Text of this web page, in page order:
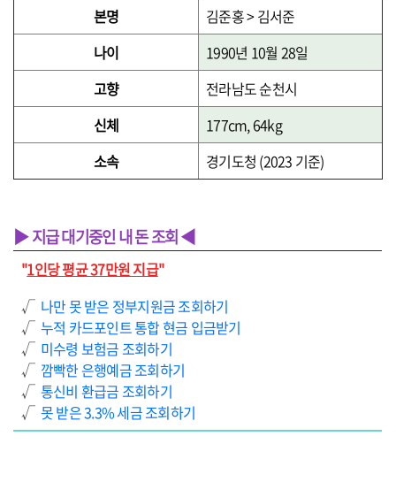
본명
김준홍 > 김서준
나이
1990년 10월 28일
고향
전라남도 순천시
신체
177cm, 64kg
소속
경기도청 (2023 기준)
▶ 지급 대기중인 내 돈 조회 ◀
"1인당 평균 37만원 지급"
√ 나만 못 받은 정부지원금 조회하기
√ 누적 카드포인트 통합 현금 입금받기
√ 미수령 보험금 조회하기
√ 깜빡한 은행예금 조회하기
√ 통신비 환급금 조회하기
√ 못 받은 3.3% 세금 조회하기